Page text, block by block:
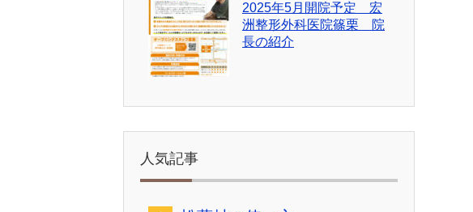
2025年5月開院予定 宏
洲整形外科医院篠栗 院
長の紹介
人気記事